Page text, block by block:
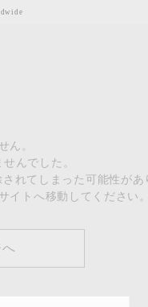
ん。
んでした。
れてしまった可能性があ
イトへ移動してください。